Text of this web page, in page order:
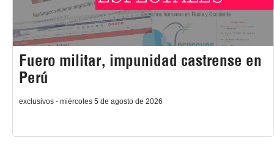
Fuero militar, impunidad castrense en
Perú
exclusivos - miércoles 5 de agosto de 2026